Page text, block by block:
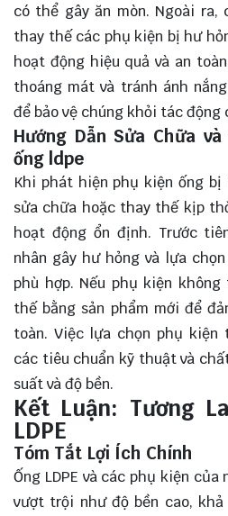
có thể gây ăn mòn. Ngoài
thay thế các phụ kiện bị hư
hoạt động hiệu quả và an
thoáng mát và tránh ánh
để bảo vệ chúng khỏi tác động
Hướng Dẫn Sửa Chữa
ống ldpe
Khi phát hiện phụ kiện ống
sửa chữa hoặc thay thế kịp
hoạt động ổn định. Trước
nhân gây hư hỏng và lựa
phù hợp. Nếu phụ kiện
thế bằng sản phẩm mới để
toàn. Việc lựa chọn phụ
các tiêu chuẩn kỹ thuật và
suất và độ bền.
Kết Luận: Tương
LDPE
Tóm Tắt Lợi Ích Chính
Ống LDPE và các phụ kiện của
vượt trội như độ bền cao,